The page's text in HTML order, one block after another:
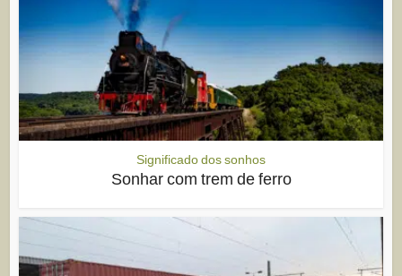
Significado dos sonhos
Sonhar com trem de ferro